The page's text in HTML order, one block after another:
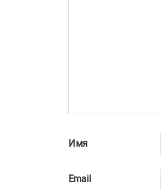
Имя
Email